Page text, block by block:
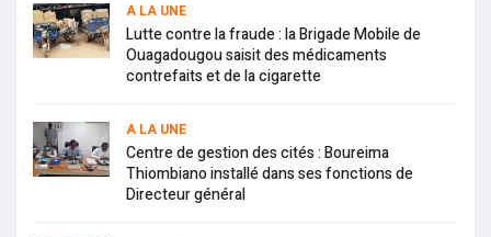
A LA UNE
Lutte contre la fraude : la Brigade Mobile de
Ouagadougou saisit des médicaments
contrefaits et de la cigarette
A LA UNE
Centre de gestion des cités : Boureima
Thiombiano installé dans ses fonctions de
Directeur général